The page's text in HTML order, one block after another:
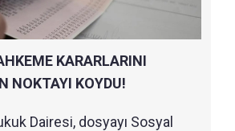
KARARLARINI
NOKTAYI KOYDU!
Dairesi, dosyayı Sosyal